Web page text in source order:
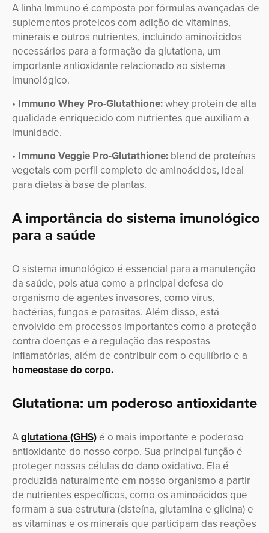
A linha Immuno é composta por fórmulas avançadas de
suplementos proteicos com adição de vitaminas,
minerais e outros nutrientes, incluindo aminoácidos
necessários para a formação da glutationa, um
importante antioxidante relacionado ao sistema
imunológico.
• Immuno Whey Pro-Glutathione:whey protein de alta
qualidade enriquecido com nutrientes que auxiliam a
imunidade.
• Immuno Veggie Pro-Glutathione: blend de proteínas
vegetais com perfil completo de aminoácidos, ideal
para dietas à base de plantas.
A importância do sistema imunológico
para a saúde
O sistema imunológico é essencial para a manutenção
da saúde, pois atua como a principal defesa do
organismo de agentes invasores, como vírus,
bactérias, fungos e parasitas. Além disso, está
envolvido em processos importantes como a proteção
contra doenças e a regulação das respostas
inflamatórias, além de contribuir com o equilíbrio e a
homeostase do corpo.
Glutationa: um poderoso antioxidante
Aglutationa (GHS)é o mais importante e poderoso
antioxidante do nosso corpo. Sua principal função é
proteger nossas células do dano oxidativo. Ela é
produzida naturalmente em nosso organismo a partir
de nutrientes específicos, como os aminoácidos que
formam a sua estrutura (cisteína, glutamina e glicina) e
as vitaminas e os minerais que participam das reações